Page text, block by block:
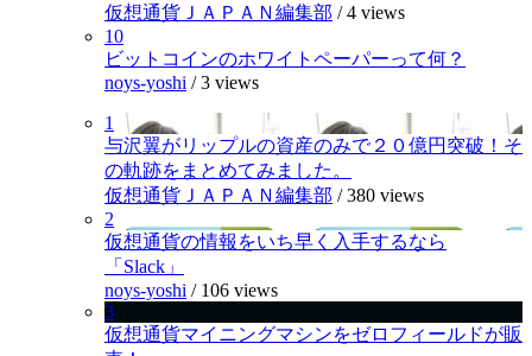
仮想通貨ＪＡＰＡＮ編集部 /4 views
10
ビットコインのホワイトペーパーって何？
noys-yoshi /3 views
1
与沢翼がリップルの資産のみで２０億円突破！そ
の軌跡をまとめてみました。
仮想通貨ＪＡＰＡＮ編集部 /380 views
2
仮想通貨の情報をいち早く入手するなら
「Slack」
noys-yoshi / 106 views
3
仮想通貨マイニングマシンをゼロフィールドが販